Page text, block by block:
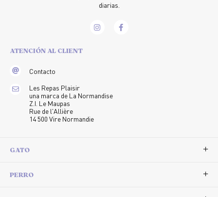
diarias.
ATENCIÓN AL CLIENT
Contacto
Les Repas Plaisir
una marca de La Normandise
Z.I. Le Maupas
Rue de l'Allière
14 500 Vire Normandie
GATO
PERRO